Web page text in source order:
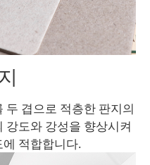
두 겹으로 적층한 판지의
강도와 강성을 향상시켜
적합합니다.